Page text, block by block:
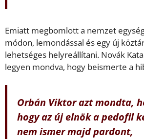
Emiatt megbomlott a nemzet
módon, lemondással és egy új
lehetséges helyreállítani. Novák
legyen mondva, hogy beismerte a
Orbán Viktor azt mondta,
hogy az új elnök a pedofil
nem ismer majd pardont,